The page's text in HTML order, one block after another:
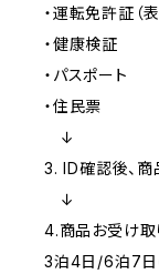
・運転免許証（表
・健康検証
・パスポート
・住民票
↓
3. ID確認後、
↓
4.商品お受け取
3泊4日/6泊7日